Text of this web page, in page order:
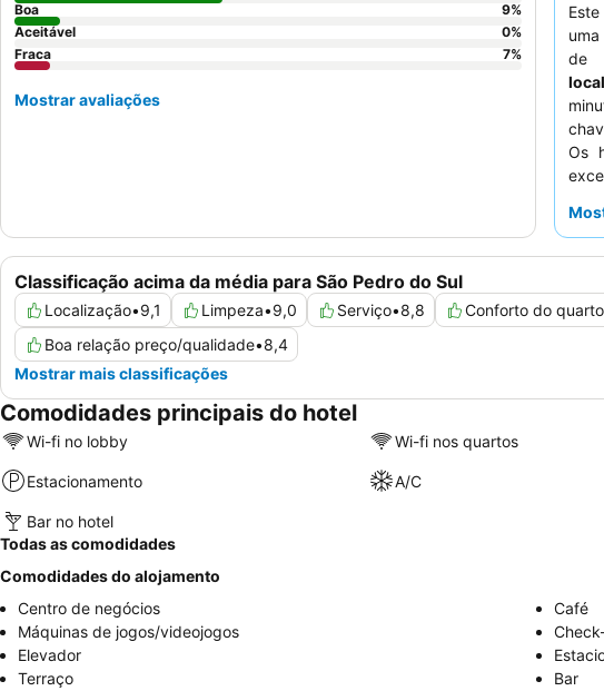
de
Os
Classificação acima da média para São Pedro do Sul
Localização•9,1 Limpeza•9,0 Serviço•8,8 Conforto do quarto
Boa relação preço/qualidade•8,4
Mostrar mais classificações
Boa
9%
Aceitável
0%
Fraca
7%
Mostrar avaliações
Comodidades principais do hotel
Wi-fi no lobby Wi-fi nos quartos
Estacionamento A/C
Bar no hotel
Todas as comodidades
Comodidades do alojamento
Centro de negócios
Café
Máquinas de jogos/videojogos
Elevador
Terraço
Bar